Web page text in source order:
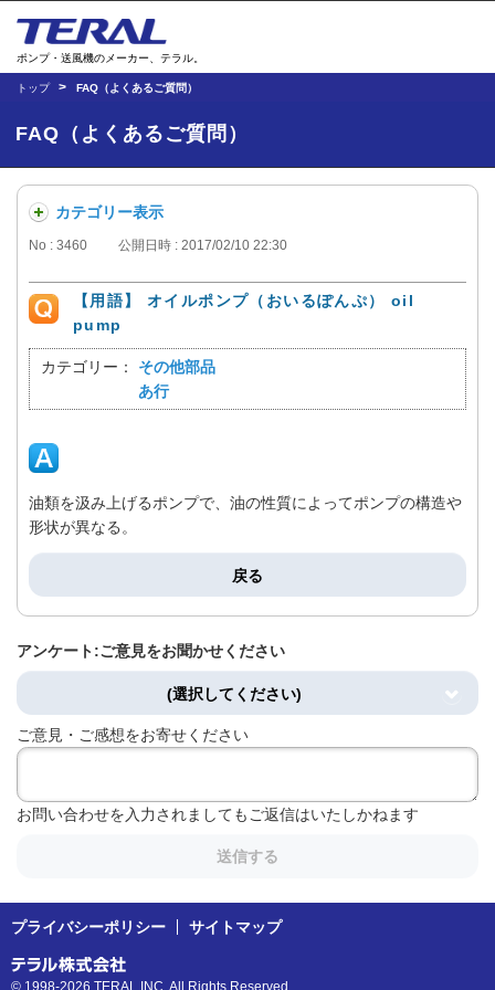
ポンプ・送風機のメーカー、テラル。
トップ FAQ（よくあるご質問）
FAQ（よくあるご質問）
カテゴリー表示
No : 3460 公開日時 : 2017/02/10 22:30
【用語】 オイルポンプ（おいるぽんぷ） oil
pump
カテゴリー：
その他部品
あ行
油類を汲み上げるポンプで、油の性質によってポンプの構造や
形状が異なる。
戻る
アンケート:ご意見をお聞かせください
(選択してください)
ご意見・ご感想をお寄せください
お問い合わせを入力されましてもご返信はいたしかねます
送信する
プライバシーポリシー サイトマップ
© 1998-2026 TERAL INC. All Rights Reserved.